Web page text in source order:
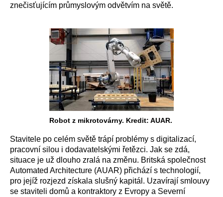
znečisťujícím průmyslovým odvětvím na světě.
Robot z mikrotovárny. Kredit: AUAR.
Stavitele po celém světě trápí problémy s digitalizací,
pracovní silou i dodavatelskými řetězci. Jak se zdá,
situace je už dlouho zralá na změnu. Britská společnost
Automated Architecture (AUAR) přichází s technologií,
pro jejíž rozjezd získala slušný kapitál. Uzavírají smlouvy
se staviteli domů a kontraktory z Evropy a Severní